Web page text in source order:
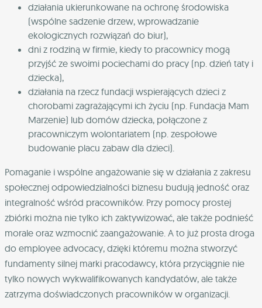
działania ukierunkowane na ochronę środowiska
(wspólne sadzenie drzew, wprowadzanie
ekologicznych rozwiązań do biur),
dni z rodziną w firmie, kiedy to pracownicy mogą
przyjść ze swoimi pociechami do pracy (np. dzień taty i
dziecka),
działania na rzecz fundacji wspierających dzieci z
chorobami zagrażającymi ich życiu (np. Fundacja Mam
Marzenie) lub domów dziecka, połączone z
pracowniczym wolontariatem (np. zespołowe
budowanie placu zabaw dla dzieci).
Pomaganie i wspólne angażowanie się w działania z zakresu
społecznej odpowiedzialności biznesu budują jedność oraz
integralność wśród pracowników. Przy pomocy prostej
zbiórki można nie tylko ich zaktywizować, ale także podnieść
morale oraz wzmocnić zaangażowanie. A to już prosta droga
do employee advocacy, dzięki któremu można stworzyć
fundamenty silnej marki pracodawcy, która przyciągnie nie
tylko nowych wykwalifikowanych kandydatów, ale także
zatrzyma doświadczonych pracowników w organizacji.